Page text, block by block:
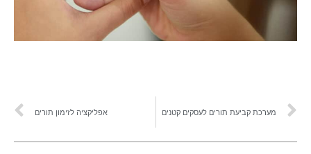
מערכת קביעת תורים לעסקים קטנים אפליקציה לזימון תורים